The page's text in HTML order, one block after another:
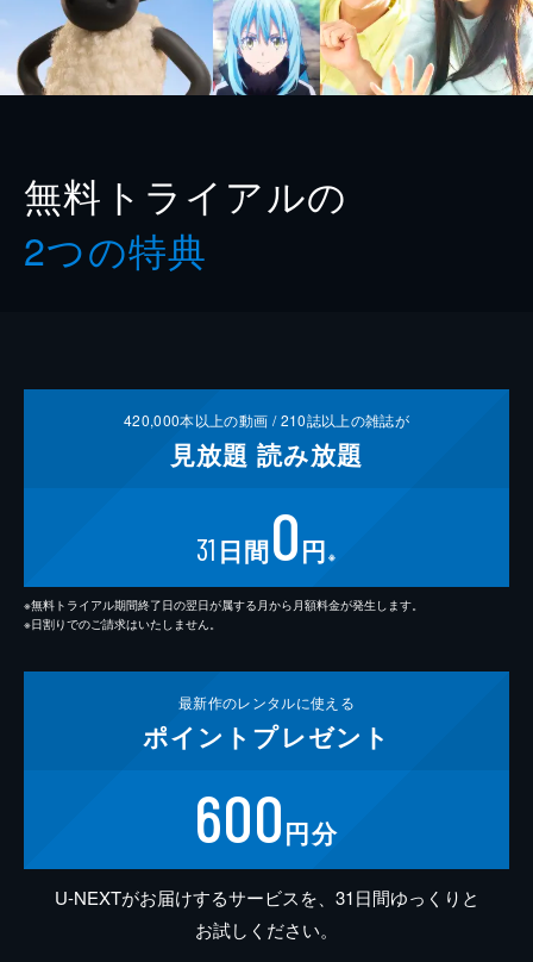
無料トライアルの
2つの特典
420,000本以上の動画 /210誌以上の雑誌が
見放題 読み放題
31 日間0円 ※
※無料トライアル期間終了日の翌日が属する月から月額料金が発生します。
※日割りでのご請求はいたしません。
最新作のレンタルに使える
ポイント プレゼント
600円分
U-NEXTがお届けするサービスを、31日間ゆっくりと
お試しください。